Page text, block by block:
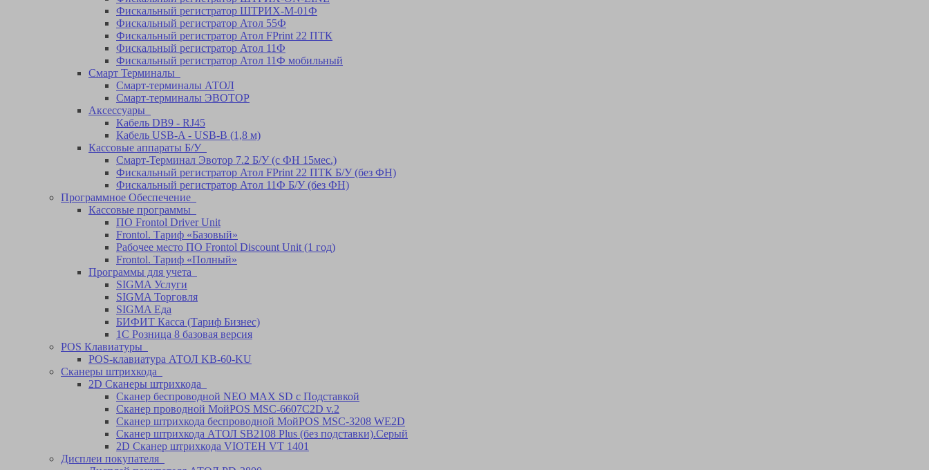
Фискальный регистратор ШТРИХ-М-01Ф
Фискальный регистратор Атол 55Ф
Фискальный регистратор Атол FPrint 22 ПТК
Фискальный регистратор Атол 11Ф
Фискальный регистратор Атол 11Ф мобильный
Смарт Терминалы
Смарт-терминалы АТОЛ
Смарт-терминалы ЭВОТОР
Аксессуары
Кабель DB9 - RJ45
Кабель USB-A - USB-B (1,8 м)
Кассовые аппараты Б/У
Смарт-Терминал Эвотор 7.2 Б/У (с ФН 15мес.)
Фискальный регистратор Атол FPrint 22 ПТК Б/У (без ФН)
Фискальный регистратор Атол 11Ф Б/У (без ФН)
Программное Обеспечение
Кассовые программы
ПО Frontol Driver Unit
Frontol. Тариф «Базовый»
Рабочее место ПО Frontol Discount Unit (1 год)
Frontol. Тариф «Полный»
Программы для учета
SIGMA Услуги
SIGMA Торговля
SIGMA Еда
БИФИТ Касса (Тариф Бизнес)
1С Розница 8 базовая версия
POS Клавиатуры
POS-клавиатура АТОЛ KB-60-KU
Сканеры штрихкода
2D Сканеры штрихкода
Сканер беспроводной NEO MAX SD с Подставкой
Cканер проводной МойPOS MSC-6607C2D v.2
Сканер штрихкода беспроводной МойPOS MSC-3208 WE2D
Сканер штрихкода АТОЛ SB2108 Plus (без подставки).Серый
2D Сканер штрихкода VIOTEH VT 1401
Дисплеи покупателя